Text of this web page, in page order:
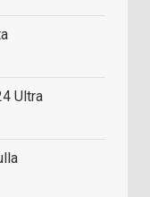
Ultra